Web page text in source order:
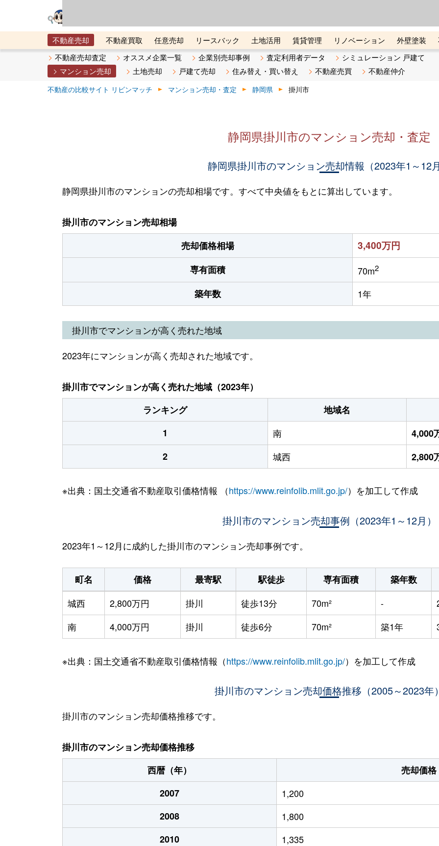
不動産売却 不動産買取 任意売却 リースバック 土地活用 賃貸管理 リノベーション 外壁塗装
メタ住宅展示場
ベスト不動産カンパニー オンライン講座 リビンマガジンBiz 不動産売却ご相談デスク
不動産売却査定 オススメ企業一覧 企業別売却事例 査定利用者データ
シミュレーション 戸建て
マンション売却
土地売却 戸建て売却 住み替え・買い替え 不動産売買 不動産仲介
不動産の比較サイト リビンマッチ マンション売却・査定 静岡県 掛川市
静岡県掛川市のマンション売却・査定
静岡県掛川市のマンション売却情報（2023年1～12月
静岡県掛川市のマンションの売却相場です。すべて中央値をもとに算出しています。
掛川市のマンション売却相場
売却価格相場
3,400万円
専有面積 70m2
築年数 1年
掛川市でマンションが高く売れた地域
2023年にマンションが高く売却された地域です。
掛川市でマンションが高く売れた地域（2023年）
ランキング
地域名
1
南
4,000
2
城西 2,800
※出典：国土交通省不動産取引価格情報 （https://www.reinfolib.mlit.go.jp/）を加工して作成
掛川市のマンション売却事例（2023年1～12月）
2023年1～12月に成約した掛川市のマンション売却事例です。
町名 価格 最寄駅 駅徒歩 専有面積 築年数
城西
2,800万円 掛川 徒歩13分 70m² -
南
4,000万円 掛川 徒歩6分 70m² 築1年
※出典：国土交通省不動産取引価格情報（https://www.reinfolib.mlit.go.jp/）を加工して作成
掛川市のマンション売却価格推移（2005～2023年）
掛川市のマンション売却価格推移です。
掛川市のマンション売却価格推移
西暦（年）
売却価格
2007
1,200
2008
1,800
2010
1,335